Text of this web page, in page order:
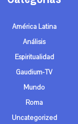
América Latina
Análisis
Espiritualidad
Gaudium-TV
Mundo
Roma
Uncategorized